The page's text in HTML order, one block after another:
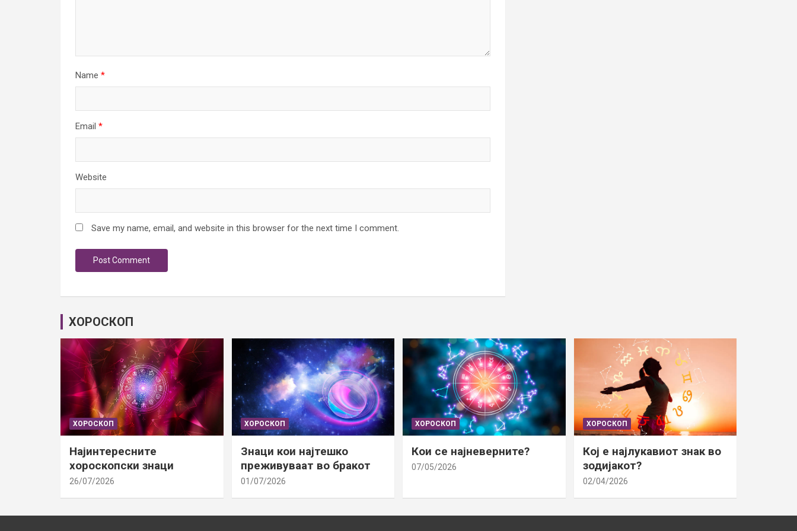
Name *
Email *
Website
Save my name, email, and website in this browser for the next time I comment.
ХОРОСКОП
ХОРОСКОП
Најинтересните
хороскопски знаци
26/07/2026
ХОРОСКОП
Знаци кои најтешко
преживуваат во бракот
01/07/2026
ХОРОСКОП
Кои се најневерните?
07/05/2026
ХОРОСКОП
Кој е најлукавиот знак во
зодијакот?
02/04/2026